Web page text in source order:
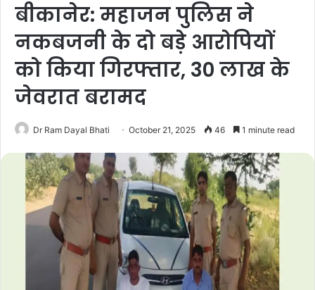
बीकानेर: महाजन पुलिस ने
नकबजनी के दो बड़े आरोपियों
को किया गिरफ्तार, 30 लाख के
जेवरात बरामद
Dr Ram Dayal Bhati October 21, 2025 46 1 minute read